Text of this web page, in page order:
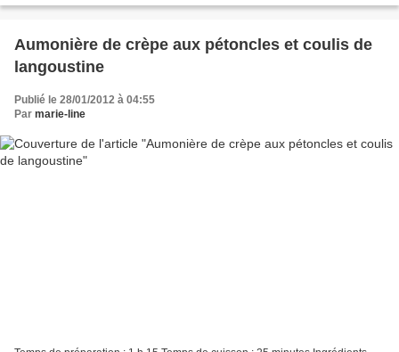
Aumonière de crèpe aux pétoncles et coulis de
langoustine
Publié le 28/01/2012 à 04:55
Par marie-line